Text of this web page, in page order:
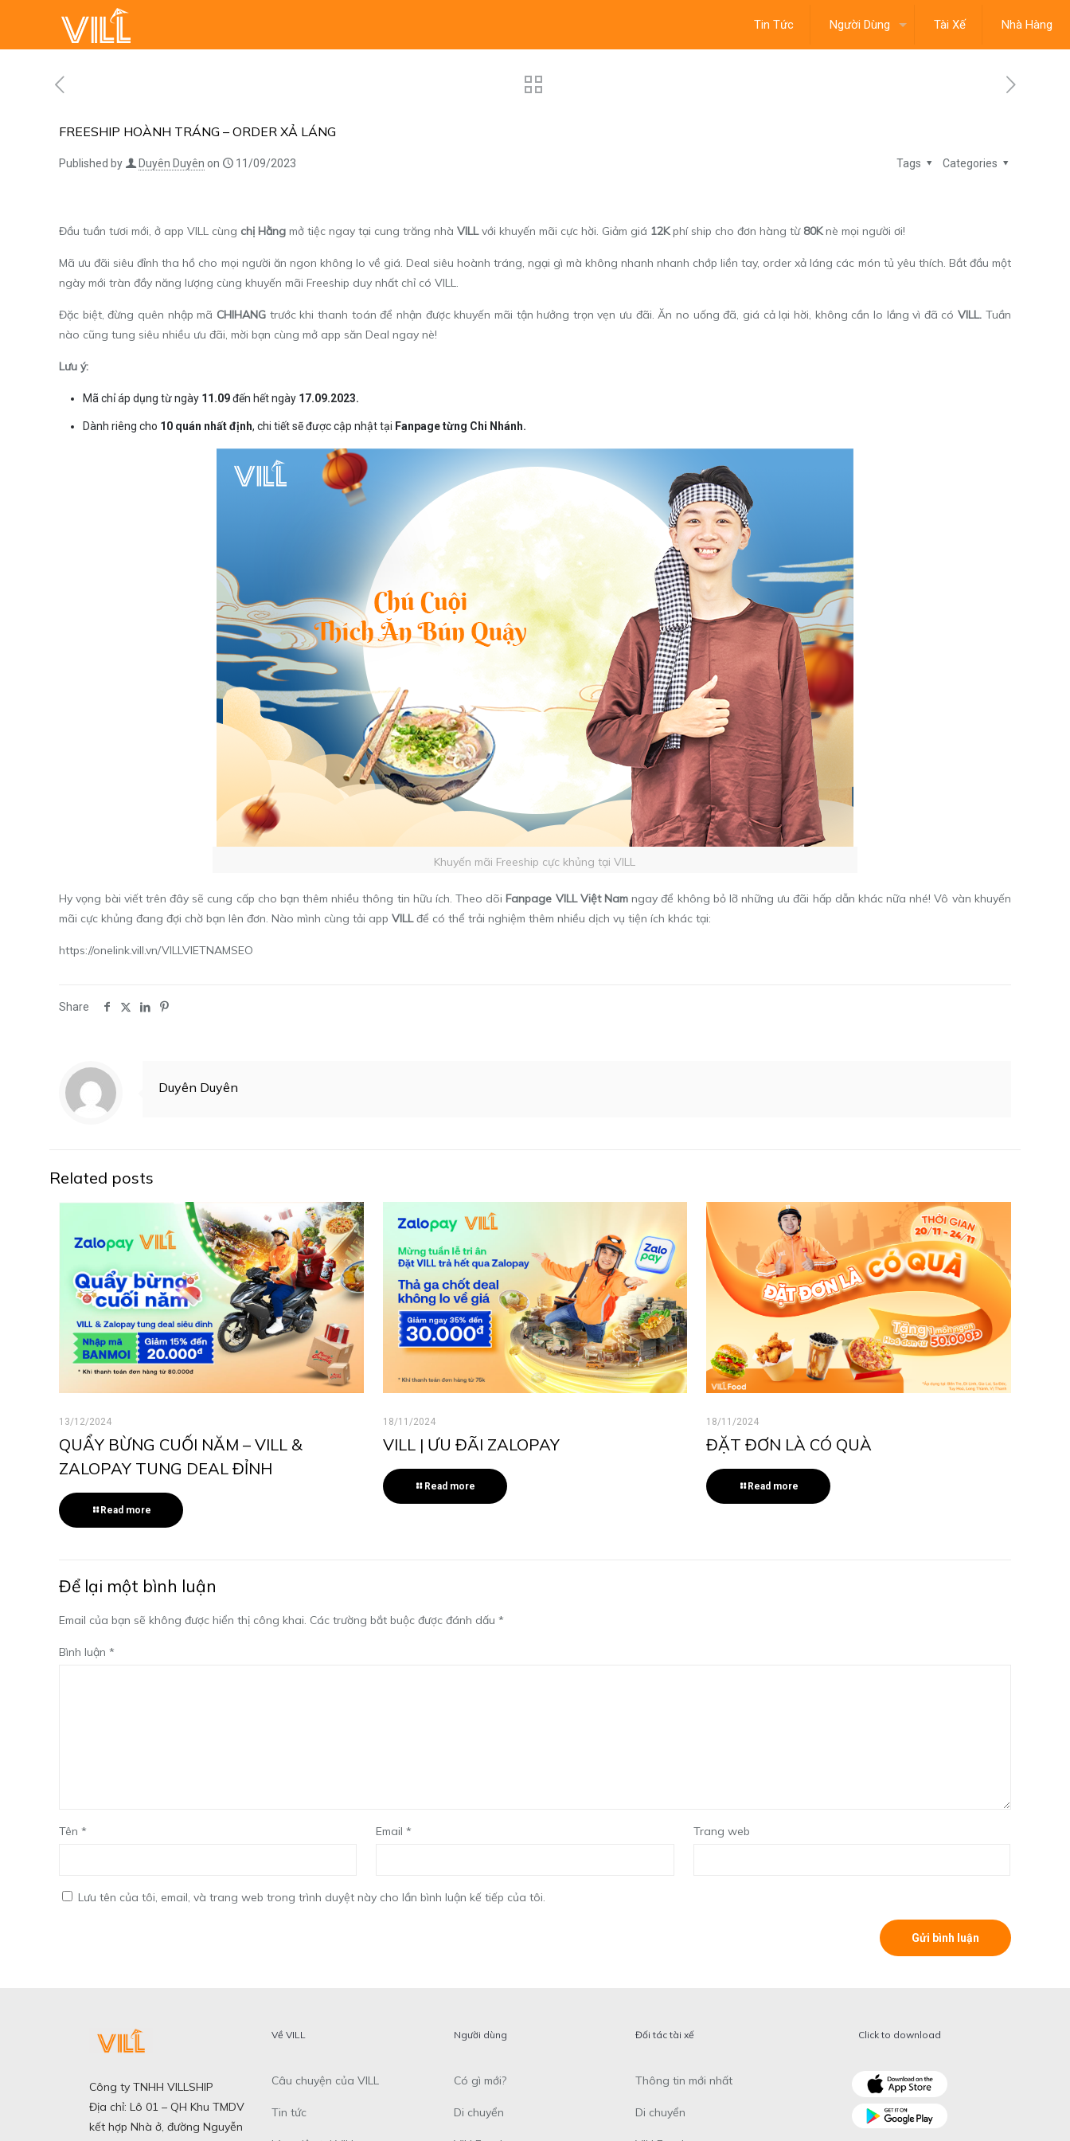
Tin Tức Người Dùng Tài Xế Nhà Hàng
FREESHIP HOÀNH TRÁNG – ORDER XẢ LÁNG
Published by Duyên Duyên on 11/09/2023 Categories
Tags
Đầu tuần tươi mới, ở app VILL cùng chị Hằng mở tiệc ngay tại cung trăng nhàVILLvới khuyến mãi cực hời. Giảm giá 12Kphí ship cho đơn hàng từ 80Knè mọi người ơi!
Mã ưu đãi siêu đỉnh tha hồ cho mọi người ăn ngon không lo về giá. Deal siêu hoành tráng, ngại gì mà không nhanh nhanh chớp liền tay, order xả láng các món tủ yêu thích. Bắt đầu một
ngày mới tràn đầy năng lượng cùng khuyến mãi Freeship duy nhất chỉ có VILL.
Đặc biệt, đừng quên nhập mã CHIHANG trước khi thanh toán để nhận được khuyến mãi tận hưởng trọn vẹn ưu đãi. Ăn no uống đã, giá cả lại hời, không cần lo lắng vì đã cóVILL. Tuần
nào cũng tung siêu nhiều ưu đãi, mời bạn cùng mở app săn Deal ngay nè!
Lưu ý:
Mã chỉ áp dụng từ ngày 11.09đến hết ngày 17.09.2023.
Dành riêng cho 10 quán nhất định, chi tiết sẽ được cập nhật tại Fanpage từng Chi Nhánh.
Khuyến mãi Freeship cực khủng tại VILL
Hy vọng bài viết trên đây sẽ cung cấp cho bạn thêm nhiều thông tin hữu ích. Theo dõiFanpage VILL Việt Nam ngay để không bỏ lỡ những ưu đãi hấp dẫn khác nữa nhé! Vô vàn khuyến
mãi cực khủng đang đợi chờ bạn lên đơn. Nào mình cùng tải appVILLđể có thể trải nghiệm thêm nhiều dịch vụ tiện ích khác tại:
https://onelink.vill.vn/VILLVIETNAMSEO
Share
Duyên Duyên
Related posts
13/12/2024
QUẨY BỪNG CUỐI NĂM – VILL &
ZALOPAY TUNG DEAL ĐỈNH
Read more
18/11/2024
VILL | ƯU ĐÃI ZALOPAY
Read more
18/11/2024
ĐẶT ĐƠN LÀ CÓ QUÀ
Read more
Để lại một bình luận
Email của bạn sẽ không được hiển thị công khai. Các trường bắt buộc được đánh dấu *
Bình luận *
Tên * Email* Trang web
Lưu tên của tôi, email, và trang web trong trình duyệt này cho lần bình luận kế tiếp của tôi.
Công ty TNHH VILLSHIP
Địa chỉ: Lô 01 – QH Khu TMDV
kết hợp Nhà ở, đường Nguyễn
Về VILL
Câu chuyện của VILL
Tin tức
Người dùng
Có gì mới?
Di chuyển
Đối tác tài xế
Thông tin mới nhất
Di chuyển
Click to download